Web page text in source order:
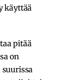
käyttää
pitää
on